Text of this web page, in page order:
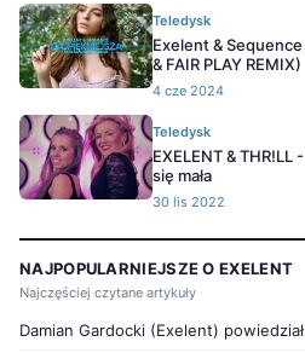
Teledysk
Exelent &
& FAIR PLAY REMIX)
4 cze 2024
Teledysk
EXELENT &
się mała
30 lis 2022
NAJPOPULARNIEJSZE O EXELENT
Najczęściej czytane artykuły
Damian Gardocki (Exelent)